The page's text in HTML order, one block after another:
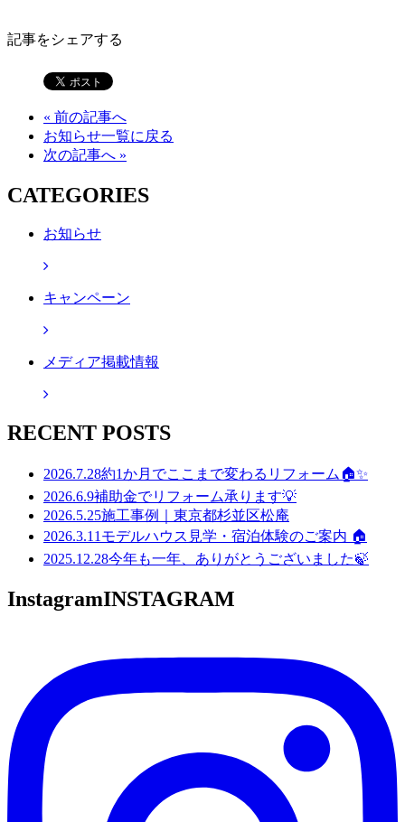
記事をシェアする
« 前の記事へ
お知らせ一覧に戻る
次の記事へ »
CATEGORIES
お知らせ
キャンペーン
メディア掲載情報
RECENT POSTS
2026.7.28約1か月でここまで変わるリフォーム🏠✨
2026.6.9補助金でリフォーム承ります💡
2026.5.25施工事例｜東京都杉並区松庵
2026.3.11 モデルハウス見学・宿泊体験のご案内 🏠
2025.12.28今年も一年、ありがとうございました🍃
InstagramINSTAGRAM